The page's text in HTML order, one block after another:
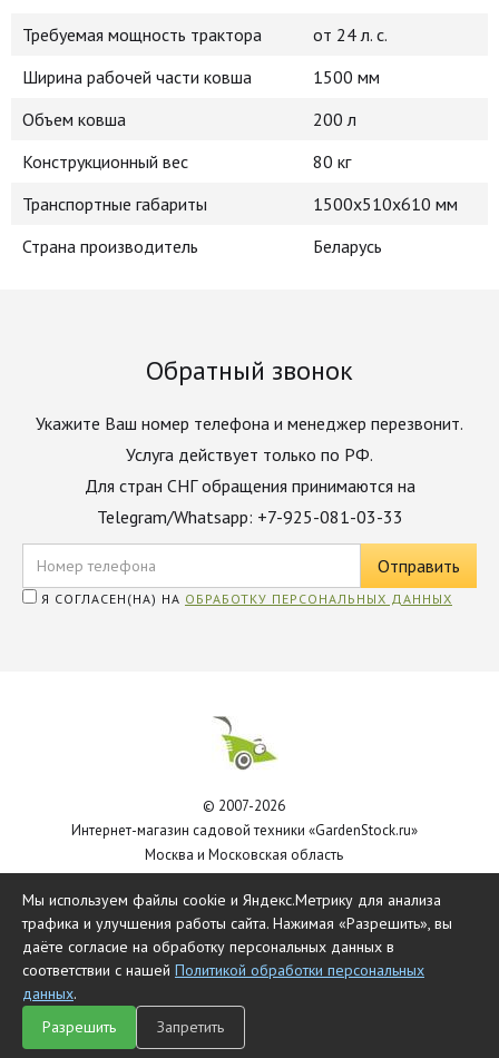
Требуемая мощность трактора
от 24 л. с.
Ширина рабочей части ковша
1500 мм
Объем ковша
200 л
Конструкционный вес
80 кг
Транспортные габариты
1500х510х610 мм
Страна производитель
Беларусь
Обратный звонок
Укажите Ваш номер телефона и менеджер перезвонит.
Услуга действует только по РФ.
Для стран СНГ обращения принимаются на
Telegram/Whatsapp: +7-925-081-03-33
Я СОГЛАСЕН(НА) НА ОБРАБОТКУ ПЕРСОНАЛЬНЫХ ДАННЫХ
© 2007-2026
Интернет-магазин садовой техники «GardenStock.ru»
Москва и Московская область
Главная Каталог Чат
Мы используем файлы cookie и Яндекс.Метрику для анализа
трафика и улучшения работы сайта. Нажимая «Разрешить», вы
даёте согласие на обработку персональных данных в
соответствии с нашей Политикой обработки персональных
данных.
Разрешить
Запретить